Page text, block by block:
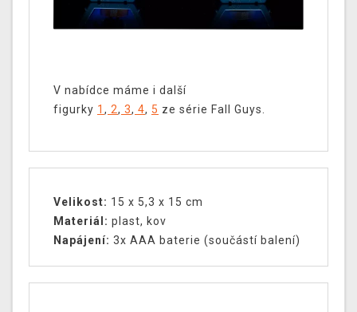
V nabídce máme i další
figurky 1 , 2, 3, 4, 5 ze série Fall Guys.
Velikost: 15 x 5,3 x 15 cm
Materiál: plast, kov
Napájení: 3x AAA baterie (součástí balení)